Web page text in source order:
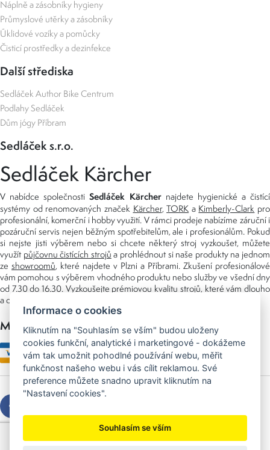
Náplně a zásobníky hygieny
Průmyslové utěrky a zásobníky
Úklidové vozíky a pomůcky
Čisticí prostředky a dezinfekce
Další střediska
Sedláček Author Bike Centrum
Podlahy Sedláček
Dům jógy Příbram
Sedláček s.r.o.
Sedláček Kärcher
V nabídce společnostiSedláček Kärchernajdete hygienické a čistící
systémy od renomovaných značek Kärcher,TORK a Kimberly-Clark pro
profesionální, komerční i hobby využití. V rámci prodeje nabízíme záruční i
pozáruční servis nejen běžným spotřebitelům, ale i profesionálům. Pokud
si nejste jisti výběrem nebo si chcete některý stroj vyzkoušet, můžete
využít půjčovnu čistících strojů a prohlédnout si naše produkty na jednom
ze showroomů, které najdete v Plzni a Příbrami. Zkušení profesionálové
vám pomohou s výběrem vhodného produktu nebo služby ve všední dny
od 7.30 do 16.30. Vyzkoušejte prémiovou kvalitu strojů, které vám dlouho
a dobře poslouží nejen doma, ale i v zaměstnání.
Možnosti platby
Copyright © 2026 Sedláček s.r.o.
Created byOLC Webdesign
Informace o cookies
Kliknutím na "Souhlasím se vším" budou uloženy
cookies funkční, analytické i marketingové - dokážeme
vám tak umožnit pohodlné používání webu, měřit
funkčnost našeho webu i vás cílit reklamou. Své
preference můžete snadno upravit kliknutím na
"Nastavení cookies".
Souhlasím se vším